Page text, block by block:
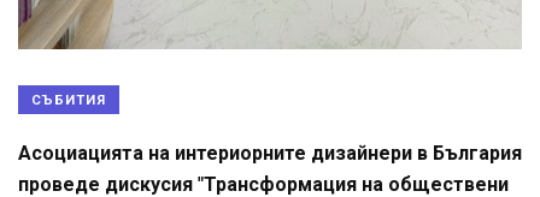
СЪБИТИЯ
Асоциацията на интериорните дизайнери в България
проведе дискусия "Трансформация на обществени